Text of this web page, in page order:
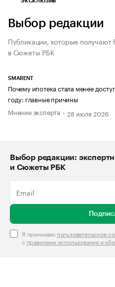
Выбор редакции
Публикации, которые
в Сюжеты РБК
SMARENT
Почему ипотека стала менее
году: главные причины
Мнение эксперта
28 июля 2026
Выбор редакции:
и Сюжеты РБК
Я принимаю пользовательское
с правилами использования и